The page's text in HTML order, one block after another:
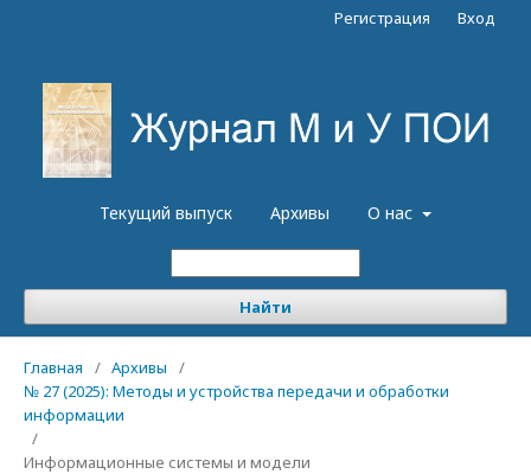
Текущий выпуск Архивы О нас
Найти
Регистрация Вход
Главная / Архивы
/
№ 27 (2025): Методы и устройства передачи и обработки
информации
/
Информационные системы и модели